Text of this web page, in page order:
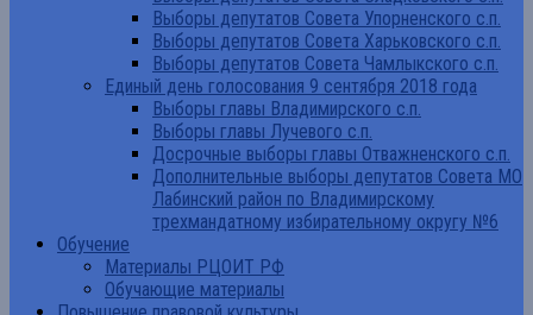
Выборы депутатов Совета Упорненского с.п.
Выборы депутатов Совета Харьковского с.п.
Выборы депутатов Совета Чамлыкского с.п.
Единый день голосования 9 сентября 2018 года
Выборы главы Владимирского с.п.
Выборы главы Лучевого с.п.
Досрочные выборы главы Отважненского с.п.
Дополнительные выборы депутатов Совета МО
Лабинский район по Владимирскому
трехмандатному избирательному округу №6
Обучение
Материалы РЦОИТ РФ
Обучающие материалы